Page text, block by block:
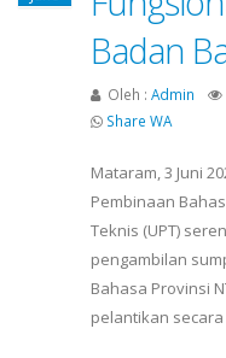
Badan
Oleh : Admin
Share WA
Mataram, 3 Juni
Pembinaan
Teknis (UPT)
pengambilan
Bahasa Provinsi
pelantikan